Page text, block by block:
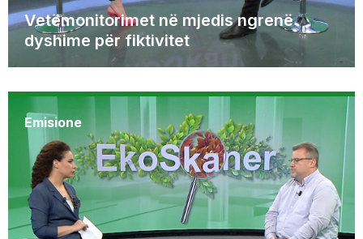
Vetëmonitorimet në mjedis ngrenë
dyshime për fiktivitet
Emisione